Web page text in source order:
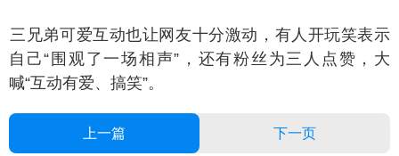
弟可爱互动也让网友十分激动，有人开玩笑表示
自己“围观了一场相声”，还有粉丝为三人点赞，大
喊“互动有爱、搞笑”。
上一篇 下一页